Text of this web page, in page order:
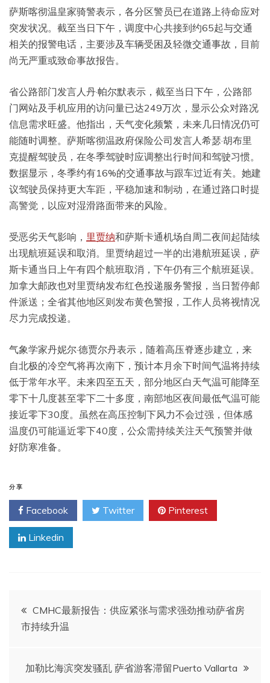
萨斯喀彻温皇家骑警表示，各分区警员已在道路上待命应对
突发状况。截至当日下午，调度中心共接到约65起与交通
相关的报警电话，主要涉及车辆受困及轻微交通事故，目前
尚无严重或致命事故报告。
省公路部门发言人丹·帕尔默表示，截至当日下午，公路部
门网站及手机应用的访问量已达249万次，显示公众对路况
信息需求旺盛。他指出，天气变化频繁，未来几日情况仍可
能随时调整。萨斯喀彻温政府保险公司发言人希瑟·胡布里
克提醒驾驶员，在冬季驾驶时应调整出行时间和驾驶习惯。
数据显示，冬季约有16%的交通事故与跟车过近有关。她建
议驾驶员保持更大车距，平稳加速和制动，在通过路口时提
高警觉，以应对湿滑路面带来的风险。
受恶劣天气影响， 里贾纳和萨斯卡通机场自周二夜间起陆续
出现航班延误和取消。里贾纳超过一半的出港航班延误，萨
斯卡通当日上午有四个航班取消，下午仍有三个航班延误。
加拿大邮政也对里贾纳发布红色投递服务警报，当日暂停邮
件派送；全省其他地区则发布黄色警报，工作人员将视情况
尽力完成投递。
气象学家丹妮尔·德贾尔丹表示，随着高压脊逐步建立，来
自北极的冷空气将再次南下，预计本月余下时间气温将持续
低于常年水平。未来四至五天，部分地区白天气温可能降至
零下十几度甚至零下二十多度，南部地区夜间最低气温可能
接近零下30度。虽然在高压控制下风力不会过强，但体感
温度仍可能逼近零下40度，公众需持续关注天气预警并做
好防寒准备。
分享
Facebook Twitter Pinterest
Linkedin
文
章
导
CMHC最新报告：供应紧张与需求强劲推动萨省房
市持续升温
加勒比海滨突发骚乱 萨省游客滞留Puerto Vallarta